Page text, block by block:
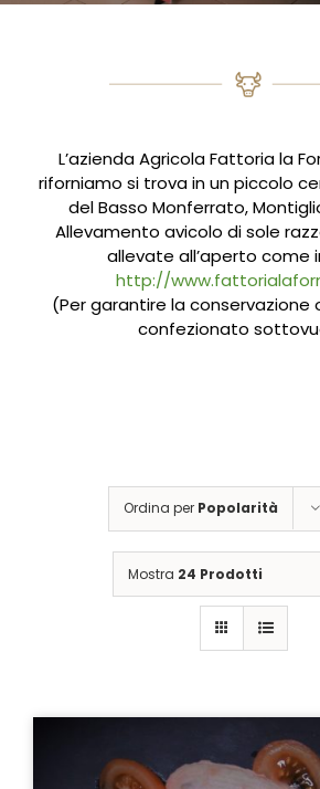
L’azienda Agricola Fattoria la
riforniamo si trova in un piccolo
del Basso Monferrato,
Allevamento avicolo di sole
allevate all’aperto come
http://
(Per garantire la conservazione
confezionato
Ordina per Popolarità
Mostra 24 Prodotti